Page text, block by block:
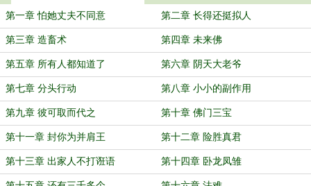
第一章 怕她丈夫不同意 第二章 长得还挺拟人
第三章 造畜术 第四章 未来佛
第五章 所有人都知道了 第六章 阴天大老爷
第七章 分头行动 第八章 小小的副作用
第九章 彼可取而代之 第十章 佛门三宝
第十一章 封你为并肩王 第十二章 险胜真君
第十三章 出家人不打诳语 第十四章 卧龙凤雏